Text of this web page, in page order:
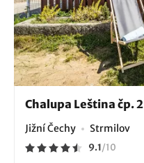
Chalupa Leština čp. 2
Jižní Čechy Strmilov
9.1/10